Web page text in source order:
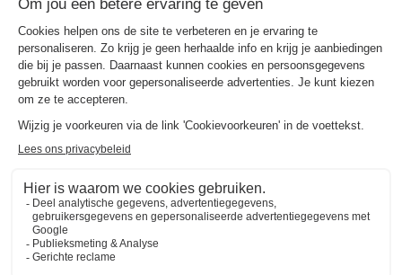
Camping La Garangeoire
Frankrijk-Pays de la loire-La chapelle hermier
Beste aanbieding € 117
Vodatent Camping Le Bois de la Gachère
Frankrijk-Pays de la loire -Les sables-d'olonne
€ 186,54
Camping RCN La Ferme du Latois
Frankrijk-Pays de la loire